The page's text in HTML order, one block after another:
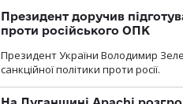
Президент доручив
проти російського ОПК
Президент України Володимир
санкційної політики проти росії.